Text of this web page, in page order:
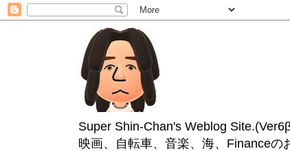
Super Shin-Chan's Weblog
映画、自転車、音楽、海、Financeの